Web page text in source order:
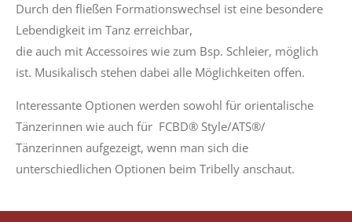
Durch den fließen Formationswechsel ist eine besondere
Lebendigkeit im Tanz erreichbar,
die auch mit Accessoires wie zum Bsp. Schleier, möglich
ist. Musikalisch stehen dabei alle Möglichkeiten offen.
Interessante Optionen werden sowohl für orientalische
Tänzerinnen wie auch für FCBD® Style/ATS®/
Tänzerinnen aufgezeigt, wenn man sich die
unterschiedlichen Optionen beim Tribelly anschaut.